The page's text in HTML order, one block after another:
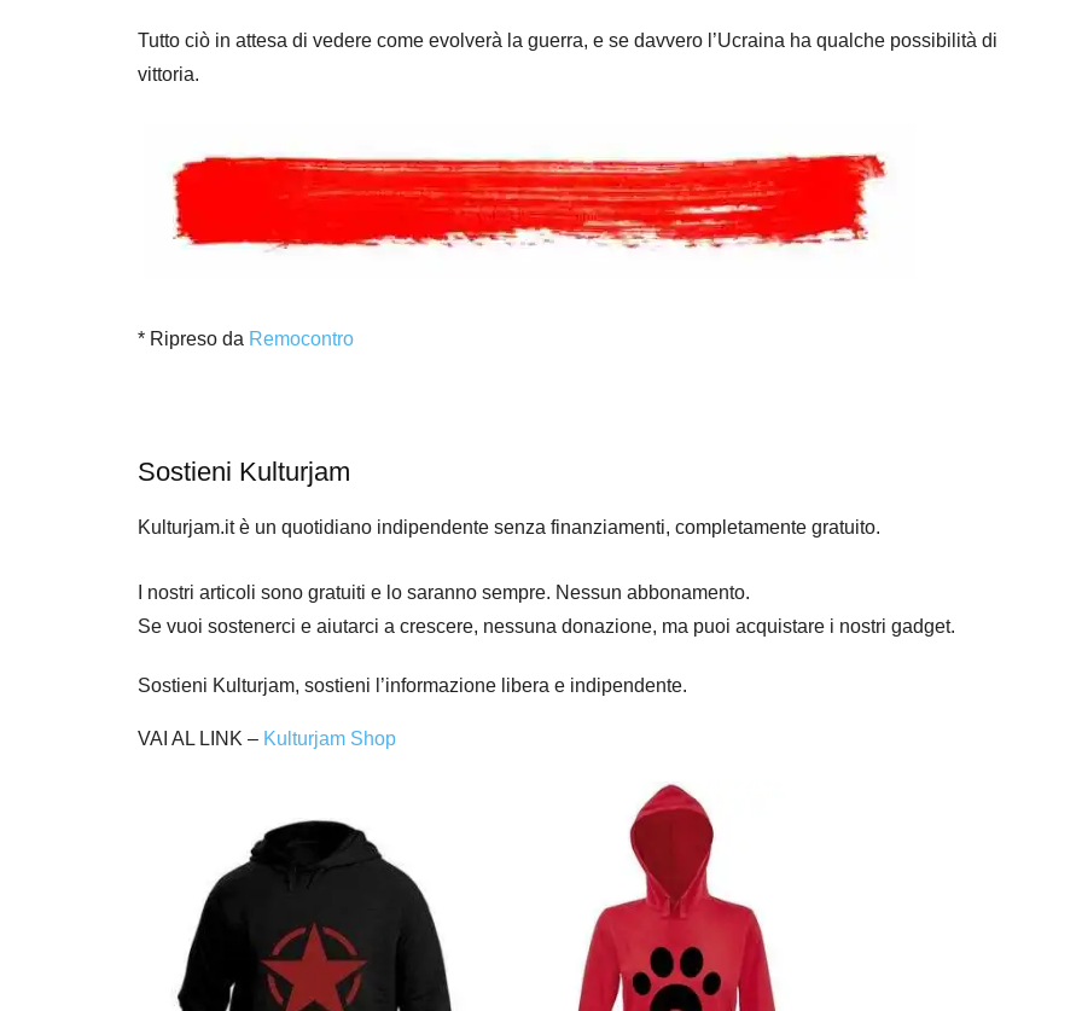
Tutto ciò in attesa di vedere come evolverà la guerra, e se davvero l’Ucraina ha qualche possibilità di
vittoria.
* Ripreso da Remocontro
Sostieni Kulturjam
Kulturjam.it è un quotidiano indipendente senza finanziamenti, completamente gratuito.
I nostri articoli sono gratuiti e lo saranno sempre. Nessun abbonamento.
Se vuoi sostenerci e aiutarci a crescere, nessuna donazione, ma puoi acquistare i nostri gadget.
Sostieni Kulturjam, sostieni l’informazione libera e indipendente.
VAI AL LINK – Kulturjam Shop